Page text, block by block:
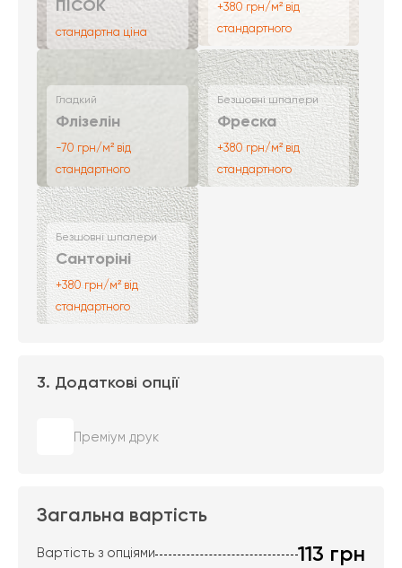
ПІСОК
стандартна ціна
+380 грн/м² від
стандартного
Гладкий
Флізелін
-70 грн/м² від
стандартного
Безшовні шпалери
Фреска
+380 грн/м² від
стандартного
Безшовні шпалери
Санторіні
+380 грн/м² від
стандартного
3. Додаткові опції
Преміум друк
Загальна вартість
Вартість з опціями 113 грн